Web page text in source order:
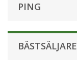
PING
BÄSTSÄLJARE